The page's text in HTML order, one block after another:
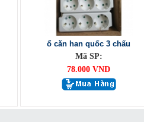
ổ căn han quốc 3 chấu
Mã SP:
78.000 VND